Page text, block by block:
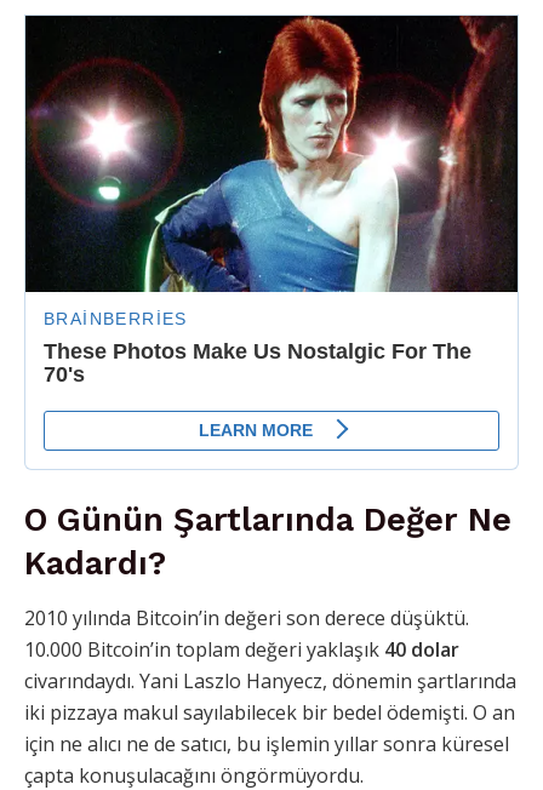
O Günün Şartlarında Değer Ne
Kadardı?
2010 yılında Bitcoin’in değeri son derece düşüktü.
10.000 Bitcoin’in toplam değeri yaklaşık 40 dolar
civarındaydı. Yani Laszlo Hanyecz, dönemin şartlarında
iki pizzaya makul sayılabilecek bir bedel ödemişti. O an
için ne alıcı ne de satıcı, bu işlemin yıllar sonra küresel
çapta konuşulacağını öngörmüyordu.